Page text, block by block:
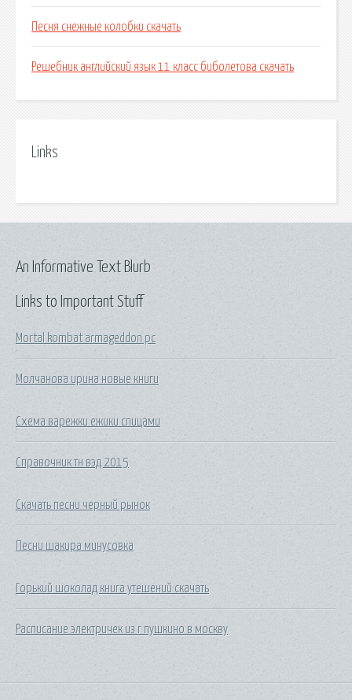
Песня снежные колобки скачать
Решебник английский язык 11 класс биболетова скачать
Links
Links to Important Stuff
Mortal kombat armageddon pc
Молчанова ирина новые книги
Схема варежки ежики спицами
Справочник тн вэд 2015
Скачать песни черный рынок
Песни шакира минусовка
Горький шоколад книга утешений скачать
Расписание электричек из г пушкино в москву
An Informative Text Blurb